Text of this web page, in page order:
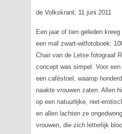
de Volkskrant, 11 juni 2011
Een jaar of tien geleden
een maf zwart-witfotoboek:
Chairvan de Letse fotograaf
concept was simpel. Voor
een caféstoel, waarop
naakte vrouwen zaten. Allen
op een natuurlijke, niet-
en allen lachten ze
vrouwen, die zich letterlijk